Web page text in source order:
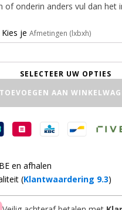
of onderin anders vul dan
Kies je Afmetingen (lxbxh)
TOEVOEGEN AAN
en afhalen
(Klantwaardering 9.3)